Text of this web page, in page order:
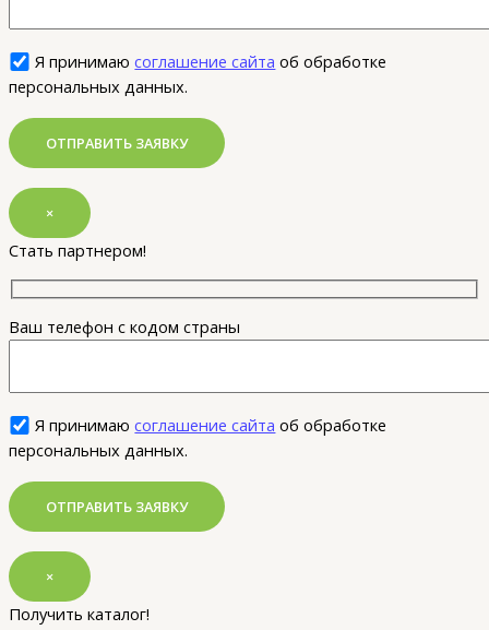
Я принимаюсоглашение сайта об обработке
персональных данных.
×
Стать партнером!
Ваш телефон с кодом страны
Я принимаюсоглашение сайта об обработке
персональных данных.
×
Получить каталог!